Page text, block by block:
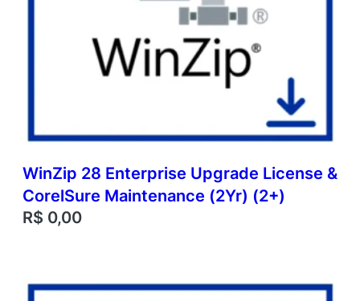
WinZip 28 Enterprise Upgrade License &
CorelSure Maintenance (2Yr) (2+)
R$ 0,00